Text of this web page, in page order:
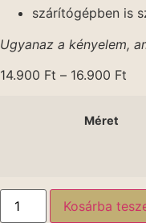
szárítógépben is
Ugyanaz a kényelem,
14.900 Ft – 16.900 Ft
Méret
Kosárba